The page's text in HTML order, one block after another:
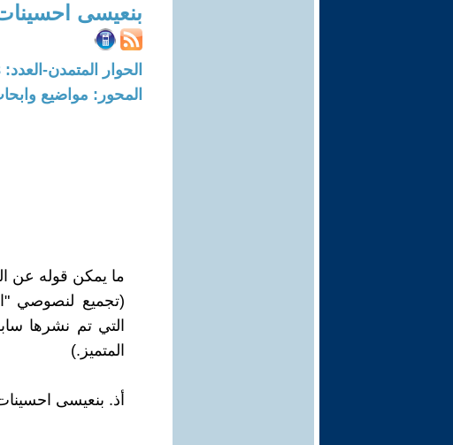
بنعيسى
الحوار المتمدن-العدد: 7788 - 2023 / 11 / 7 - 16:22
المحور: مواضيع
ما يمكن قوله عن
(تجميع لنصوصي
التي تم نشرها
المتميز.)
أذ. بنعيسى